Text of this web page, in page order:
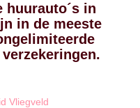
huurauto´s in
in de meeste
Vliegveld